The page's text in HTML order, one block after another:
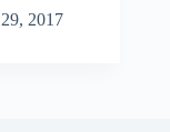
2017